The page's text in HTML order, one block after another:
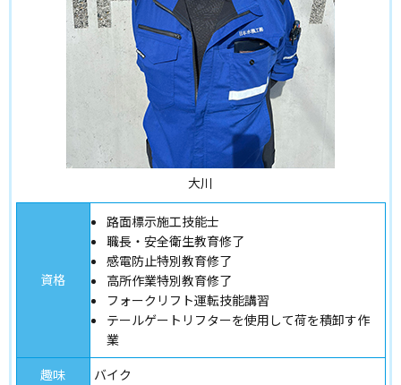
大川
資格
路面標示施工技能士
職長・安全衛生教育修了
感電防止特別教育修了
高所作業特別教育修了
フォークリフト運転技能講習
テールゲートリフターを使用して荷を積卸す作
業
趣味
バイク